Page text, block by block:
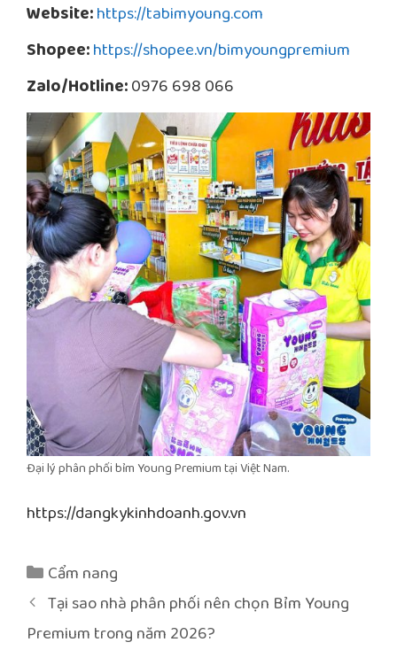
Website:https://tabimyoung.com
Shopee:https://shopee.vn/bimyoungpremium
Zalo/Hotline:0976 698 066
Đại lý phân phối bỉm Young Premium tại Việt Nam.
https://dangkykinhdoanh.gov.vn
Danh
mục
Cẩm nang
Điều
hướng
Tại sao nhà phân phối nên chọn Bỉm Young
Premium trong năm 2026?